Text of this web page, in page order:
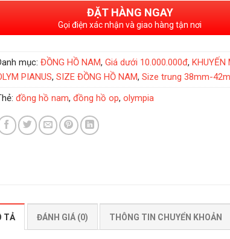
ĐẶT HÀNG NGAY
Gọi điện xác nhận và giao hàng tận nơi
mục: ĐỒNG HỒ NAM, Giá dưới 10.000.000đ, KHUYẾN
PIANUS, SIZE ĐỒNG HỒ NAM, Size trung 38mm-
đồng hồ nam, đồng hồ op, olympia
TẢ ĐÁNH GIÁ (0) THÔNG TIN CHUYỂN KHOẢN